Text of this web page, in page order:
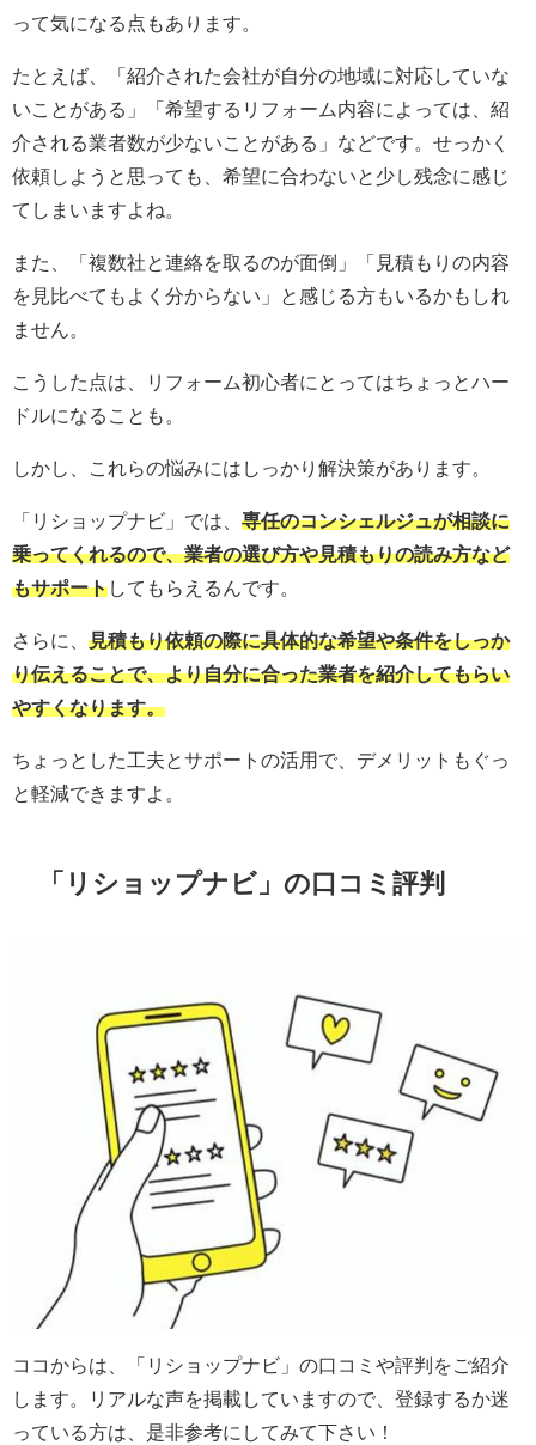
って気になる点もあります。
たとえば、「紹介された会社が自分の地域に対応していな
いことがある」「希望するリフォーム内容によっては、紹
介される業者数が少ないことがある」などです。せっかく
依頼しようと思っても、希望に合わないと少し残念に感じ
てしまいますよね。
また、「複数社と連絡を取るのが面倒」「見積もりの内容
を見比べてもよく分からない」と感じる方もいるかもしれ
ません。
こうした点は、リフォーム初心者にとってはちょっとハー
ドルになることも。
しかし、これらの悩みにはしっかり解決策があります。
「リショップナビ」では、 専任のコンシェルジュが相談に
乗ってくれるので、業者の選び方や見積もりの読み方など
もサポートしてもらえるんです。
さらに、 見積もり依頼の際に具体的な希望や条件をしっか
り伝えることで、より自分に合った業者を紹介してもらい
やすくなります。
ちょっとした工夫とサポートの活用で、デメリットもぐっ
と軽減できますよ。
「 リショップナビ 」の口コミ評判
ココからは、「 リショップナビ 」の口コミや評判をご紹介
します。リアルな声を掲載していますので、登録するか迷
っている方は、是非参考にしてみて下さい！